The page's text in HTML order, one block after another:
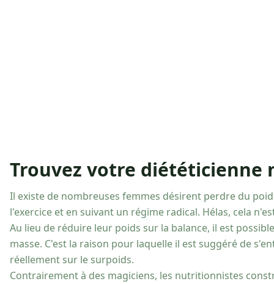
Trouvez votre diététicienne
Il existe de nombreuses femmes désirent perdre du
l'exercice et en suivant un régime radical. Hélas, cela
Au lieu de réduire leur poids sur la balance, il est
masse. C'est la raison pour laquelle il est suggéré de
réellement sur le surpoids.
Contrairement à des magiciens, les nutritionnistes